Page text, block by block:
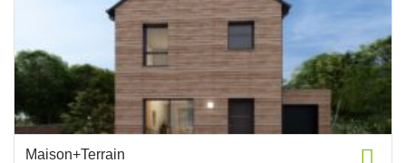
Maison+Terrain